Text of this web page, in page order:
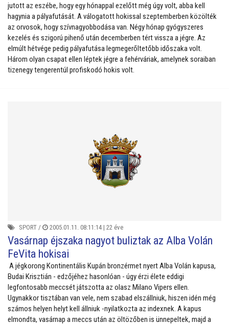
jutott az eszébe, hogy egy hónappal ezelőtt még úgy volt, abba kell
hagynia a pályafutását. A válogatott hokissal szeptemberben közölték
az orvosok, hogy szívnagyobbodása van. Négy hónap gyógyszeres
kezelés és szigorú pihenő után decemberben tért vissza a jégre. Az
elmúlt hétvége pedig pályafutása legmegerőltetőbb időszaka volt.
Három olyan csapat ellen léptek jégre a fehérváriak, amelynek soraiban
tizenegy tengerentúl profiskodó hokis volt.
SPORT / 2005.01.11. 08:11:14 | 22 éve
Vasárnap éjszaka nagyot buliztak az Alba Volán
FeVita hokisai
A jégkorong Kontinentális Kupán bronzérmet nyert Alba Volán kapusa,
Budai Krisztián - edzőjéhez hasonlóan - úgy érzi élete eddigi
legfontosabb meccsét játszotta az olasz Milano Vipers ellen.
Ugynakkor tisztában van vele, nem szabad elszállniuk, hiszen idén még
számos helyen helyt kell állniuk -nyilatkozta az indexnek. A kapus
elmondta, vasárnap a meccs után az öltözőben is ünnepeltek, majd a